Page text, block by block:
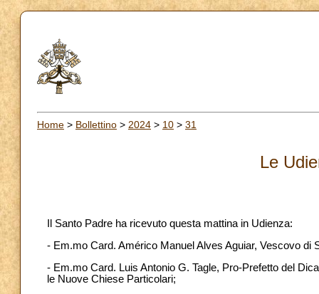
Home > Bollettino > 2024 > 10 > 31
Le
Il Santo Padre ha ricevuto questa mattina in Udienza:
- Em.mo Card. Américo Manuel Alves Aguiar, Vescovo di
- Em.mo Card. Luis Antonio G. Tagle, Pro-Prefetto del
le Nuove Chiese Particolari;